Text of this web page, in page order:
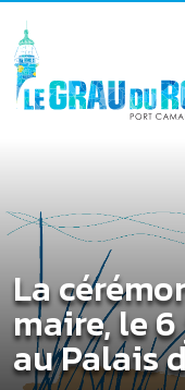
La
maire, le
au Palais